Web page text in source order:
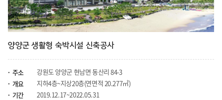
양양군 생활형 숙박시설 신축공사
주소
강원도 양양군 현남면 동산리 84-3
개요
지하4층~지상20층(연면적 20.277㎡)
기간
2019.12.17~2022.05.31